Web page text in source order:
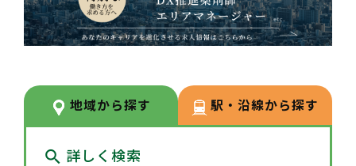
地域から探す 駅・沿線から探す
詳しく検索